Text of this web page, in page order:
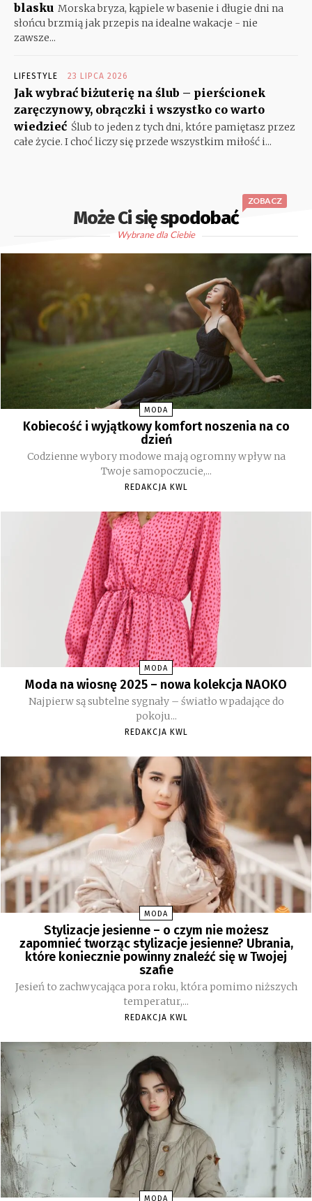
blasku Morska bryza, kąpiele w basenie i długie dni na
słońcu brzmią jak przepis na idealne wakacje - nie
zawsze...
LIFESTYLE 23 LIPCA 2026
Jak wybrać biżuterię na ślub – pierścionek
zaręczynowy, obrączki i wszystko co warto
wiedzieć Ślub to jeden z tych dni, które pamiętasz przez
całe życie. I choć liczy się przede wszystkim miłość i...
Może Ci się spodobać
ZOBACZ
Wybrane dla Ciebie
MODA
Kobiecość i wyjątkowy komfort noszenia na co
dzień
Codzienne wybory modowe mają ogromny wpływ na
Twoje samopoczucie,...
REDAKCJA KWL
MODA
Moda na wiosnę 2025 – nowa kolekcja NAOKO
Najpierw są subtelne sygnały – światło wpadające do
pokoju...
REDAKCJA KWL
MODA
Stylizacje jesienne – o czym nie możesz
zapomnieć tworząc stylizacje jesienne? Ubrania,
które koniecznie powinny znaleźć się w Twojej
szafie
Jesień to zachwycająca pora roku, która pomimo niższych
temperatur,...
REDAKCJA KWL
MODA